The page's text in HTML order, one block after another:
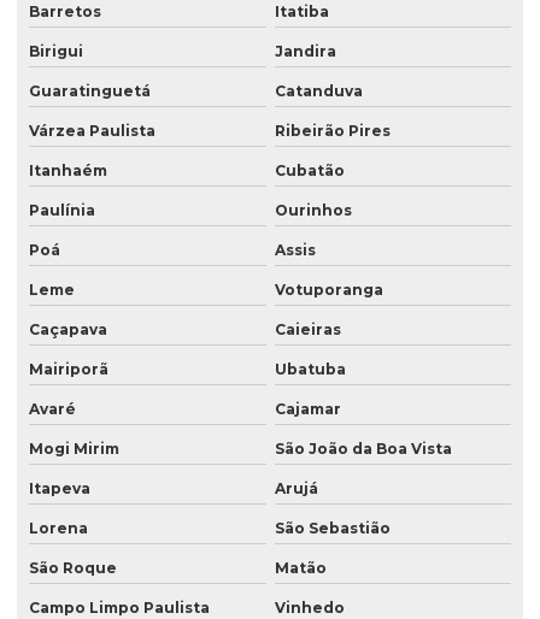
Saco valvula topo
Saco valvulado 20 kg
Saco valvulado 25kg
Saco valvulado 50 kg
Saco valvulado para adubo
Saco valvulado para alimentos
Saco valvulado para argamassa
Saco valvulado para cal
Saco valvulado para calcario
Saco valvulado para cimento
Saco valvulado para fertilizante
Saco valvulado impresso
Barretos Itatiba
Birigui Jandira
Guaratinguetá Catanduva
Várzea Paulista Ribeirão Pires
Itanhaém Cubatão
Paulínia Ourinhos
Poá Assis
Leme Votuporanga
Caçapava Caieiras
Mairiporã Ubatuba
Avaré Cajamar
Mogi Mirim São João da Boa Vista
Itapeva Arujá
Lorena São Sebastião
São Roque Matão
Campo Limpo Paulista Vinhedo